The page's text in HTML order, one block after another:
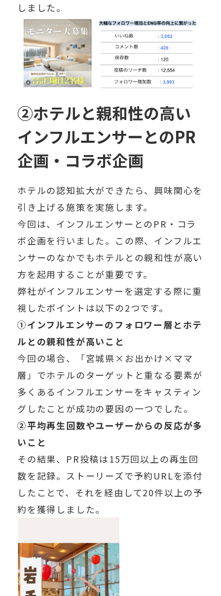
しました。
②ホテルと親和性の高い
インフルエンサーとのPR
企画・コラボ企画
ホテルの認知拡大ができたら、 興味関心を
引き上げる施策を実施します。
今回は、 インフルエンサーとのPR・コラ
ボ企画を行いました。この際、インフルエ
ンサーのなかでもホテルとの親和性が高い
方を起用することが重要です。
弊社がインフルエンサーを選定する際に重
視したポイントは以下の2つです。
①インフルエンサーのフォロワー層とホテ
ルとの親和性が高いこと
今回の場合、「宮城県×お出かけ×ママ
層」でホテルのターゲットと重なる要素が
多くあるインフルエンサーをキャスティン
グしたことが成功の要因の一つでした。
②平均再生回数やユーザーからの反応が多
いこと
その結果、PR投稿は15万回以上の再生回
数を記録。ストーリーズで予約URLを添付
したことで、それを経由して20件以上の予
約を獲得しました。